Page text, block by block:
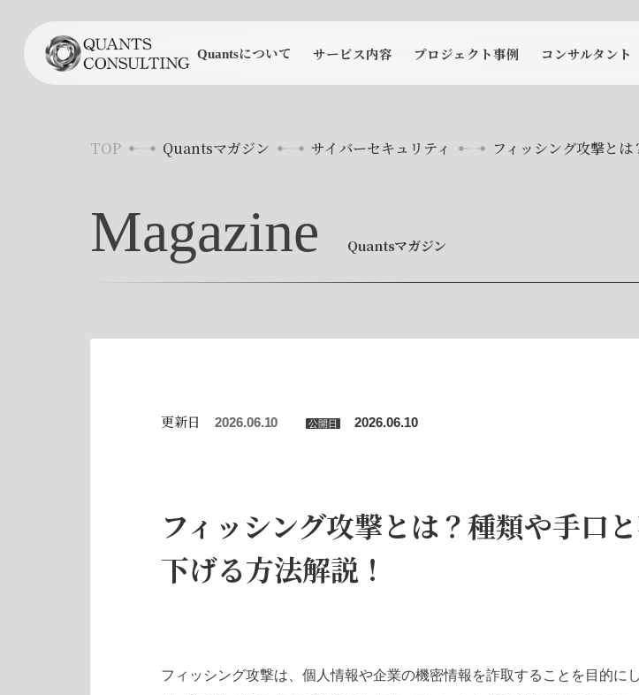
Quantsについて サービス内容 プロジェクト事例 コンサルタント
TOP Quantsマガジン サイバーセキュリティ フィッシング攻撃と
Magazine Quantsマガジン
更新日 2026.06.10 公開日 2026.06.10
フィッシング攻撃とは？種類や手口
下げる方法解説！
フィッシング攻撃は、個人情報や企業の機密情報を詐取することを目的に